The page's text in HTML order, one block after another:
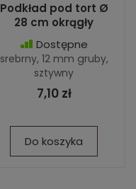
Podkład pod tort Ø
28 cm okrągły
Dostępne
srebrny, 12 mm gruby,
sztywny
7,10 zł
Do koszyka